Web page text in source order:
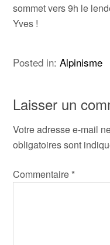
sommet vers 9h le
Yves !
Posted in:Alpinisme
Laisser un
Votre adresse e-mail
obligatoires sont
Commentaire *